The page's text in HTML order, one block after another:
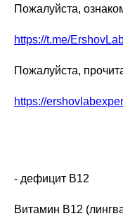
Пожалуйста,
https://t.me/
Пожалуйста,
https://
- дефицит В12
Витамин В12